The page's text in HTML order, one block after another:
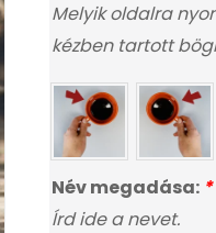
Melyik oldalra
kézben tartott
Név megadása: *
Írd ide a nevet.